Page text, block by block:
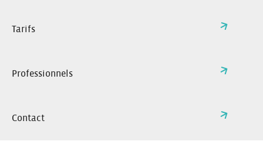
Tarifs
Professionnels
Contact
contact ou de demande d’information. Base légale :
vous vous y êtes inscrit. Base légale : Consentement.